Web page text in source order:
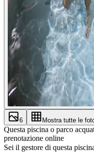
6 Mostra tutte le
Questa piscina o parco
prenotazione online
Sei il gestore di questa